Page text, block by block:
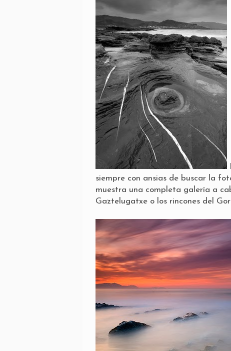
siempre con ansias de buscar la
muestra una completa galería a
Gaztelugatxe o los rincones del